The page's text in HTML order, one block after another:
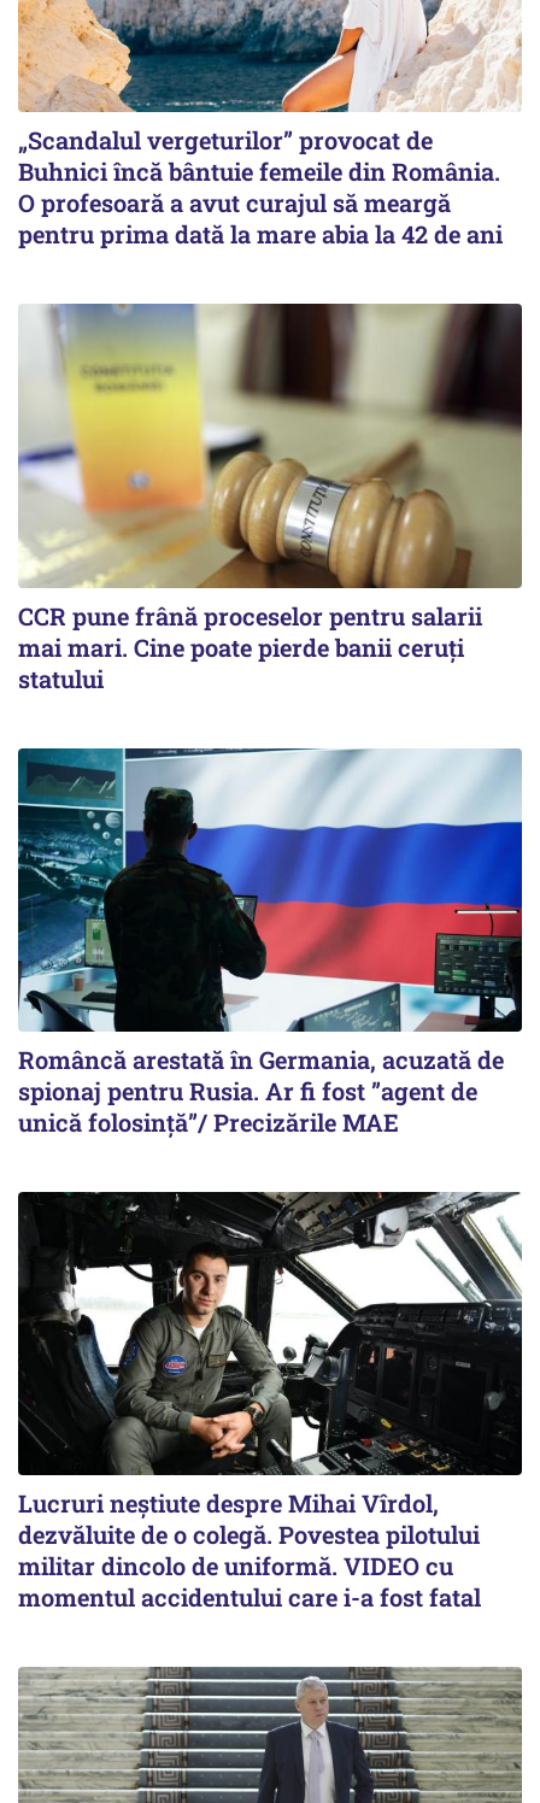
„Scandalul vergeturilor” provocat de
Buhnici încă bântuie femeile din România.
O profesoară a avut curajul să meargă
pentru prima dată la mare abia la 42 de ani
CCR pune frână proceselor pentru salarii
mai mari. Cine poate pierde banii ceruți
statului
Româncă arestată în Germania, acuzată de
spionaj pentru Rusia. Ar fi fost ”agent de
unică folosință”/ Precizările MAE
Lucruri neștiute despre Mihai Vîrdol,
dezvăluite de o colegă. Povestea pilotului
militar dincolo de uniformă. VIDEO cu
momentul accidentului care i-a fost fatal